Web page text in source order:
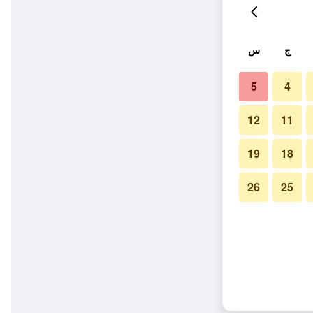
ج س
4
5
11
12
18
19
25
26